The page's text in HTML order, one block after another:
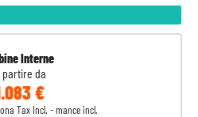
Interne
partire da
€
Tax Incl. - mance incl.